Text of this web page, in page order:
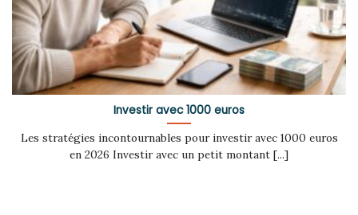
Investir avec 1000 euros
Les stratégies incontournables pour investir avec 1000 euros
en 2026 Investir avec un petit montant [...]